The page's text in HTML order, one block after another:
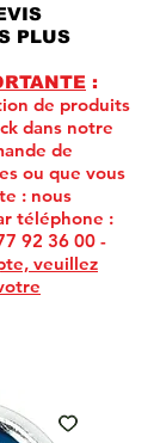
PLUS
:
de produits
dans notre
de
ou que vous
: nous
téléphone :
92 36 00 -
veuillez